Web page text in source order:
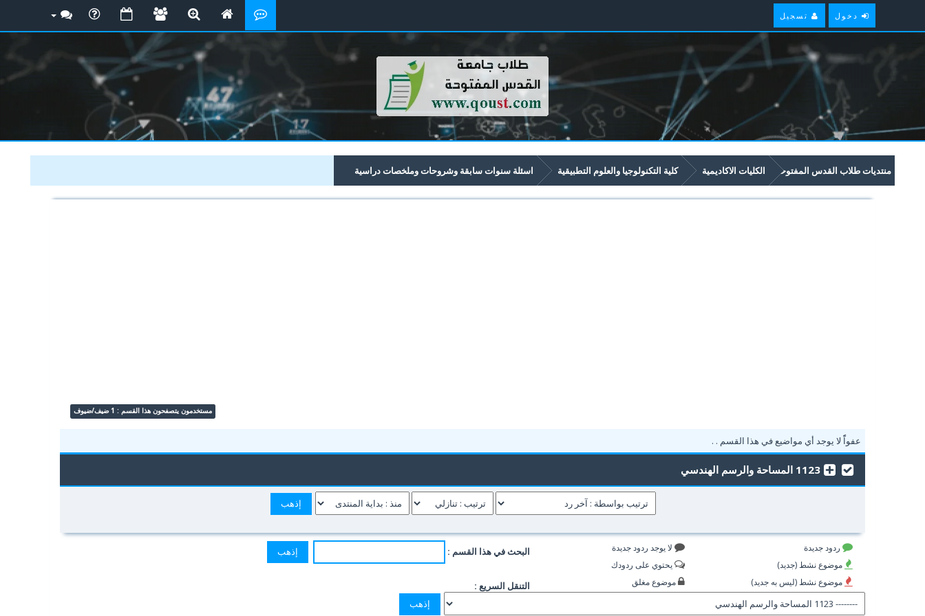
دخول تسجيل
منتديات طلاب القدس المفتوحة الكليات الاكاديمية كلية التكنولوجيا والعلوم التطبيقية اسئلة سنوات سابقة وشروحات وملخصات دراسية
امتحانات سابقة وملخصات لمواد مستوى سنة أولى في برنامج العلوم والتكنولوجيا تبدأ برقم 11xx 1123 المساحة والرسم الهندسي
مستخدمون يتصفحون هذا القسم : 1 ضيف/ضيوف
عفواًً لا يوجد أي مواضيع في هذا القسم . .
1123 المساحة والرسم الهندسي
ردود جديدة
موضوع نشط (جديد)
موضوع نشط (ليس به جديد)
لا يوجد ردود جديدة
يحتوي على ردودك
موضوع مغلق
البحث في هذا القسم :
التنقل السريع :